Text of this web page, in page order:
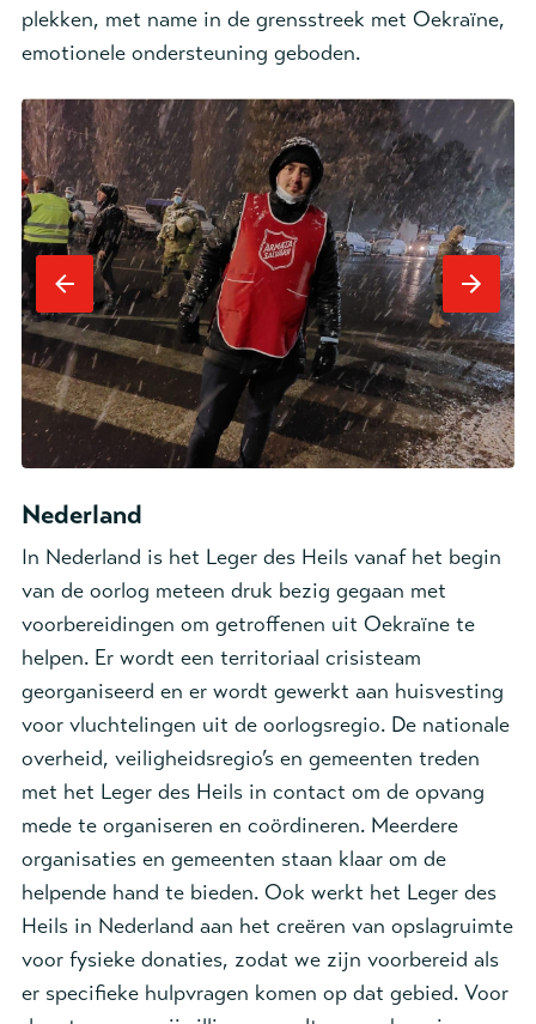
plekken, met name in de grensstreek met Oekraïne,
emotionele ondersteuning geboden.
Nederland
In Nederland is het Leger des Heils vanaf het begin
van de oorlog meteen druk bezig gegaan met
voorbereidingen om getroffenen uit Oekraïne te
helpen. Er wordt een territoriaal crisisteam
georganiseerd en er wordt gewerkt aan huisvesting
voor vluchtelingen uit de oorlogsregio. De nationale
overheid, veiligheidsregio’s en gemeenten treden
met het Leger des Heils in contact om de opvang
mede te organiseren en coördineren. Meerdere
organisaties en gemeenten staan klaar om de
helpende hand te bieden. Ook werkt het Leger des
Heils in Nederland aan het creëren van opslagruimte
voor fysieke donaties, zodat we zijn voorbereid als
er specifieke hulpvragen komen op dat gebied. Voor